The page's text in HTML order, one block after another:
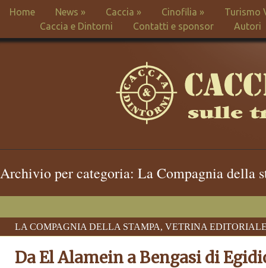
Home News » Caccia » Cinofilia »
Turismo
Caccia e Dintorni
Contatti e sponsor Autori
Archivio per categoria: La Compagnia della
LA COMPAGNIA DELLA STAMPA, VETRINA
Da El Alamein a Bengasi di